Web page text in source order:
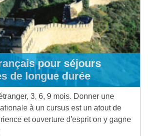
pour séjours
de longue durée
3, 6, 9 mois. Donner une
à un cursus est un atout de
et ouverture d'esprit on y gagne